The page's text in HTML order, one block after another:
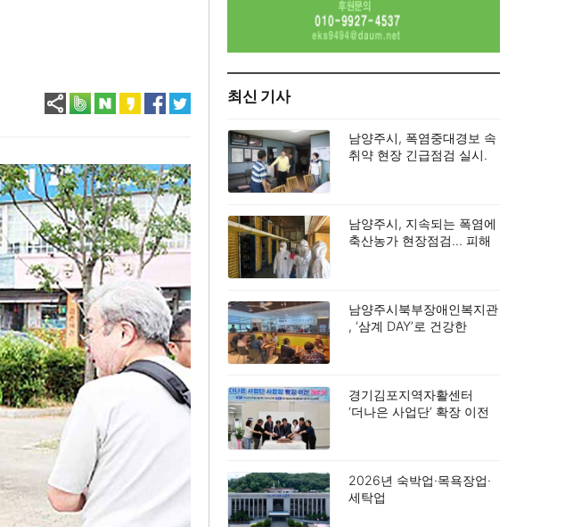
최신 기사
남양주시, 폭염중대경보 속
취약 현장 긴급점검 실시.
남양주시, 지속되는 폭염에
축산농가 현장점검… 피해
남양주시북부장애인복지관
, ‘삼계 DAY’로 건강한
경기김포지역자활센터
‘더나은 사업단’ 확장 이전
2026년 숙박업·목욕장업·
세탁업